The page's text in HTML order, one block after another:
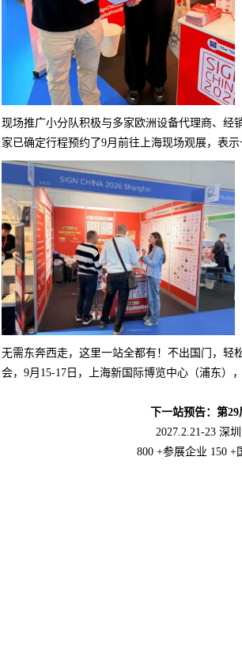
现场推广小分队积极与多家欧洲设备代理商、经
家已确定行程预约了9月前往上海现场观展，表示
无需东奔西走，这里一站全都有！不出国门，轻
会，9月15-17日，上海新国际博览中心（浦东）
下一站预告：第
2027.2.21-23 深
800 +参展企业 150